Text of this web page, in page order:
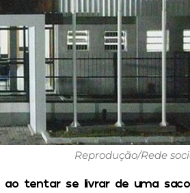
Reprodução/Rede
tentar se livrar de uma